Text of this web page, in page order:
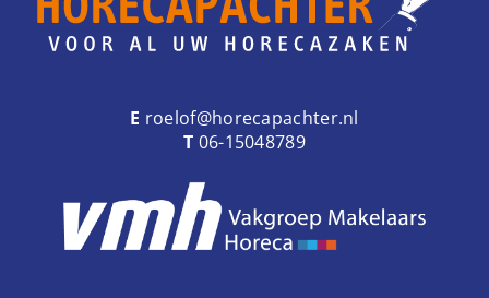
E roelof@horecapachter.nl
T 06-15048789